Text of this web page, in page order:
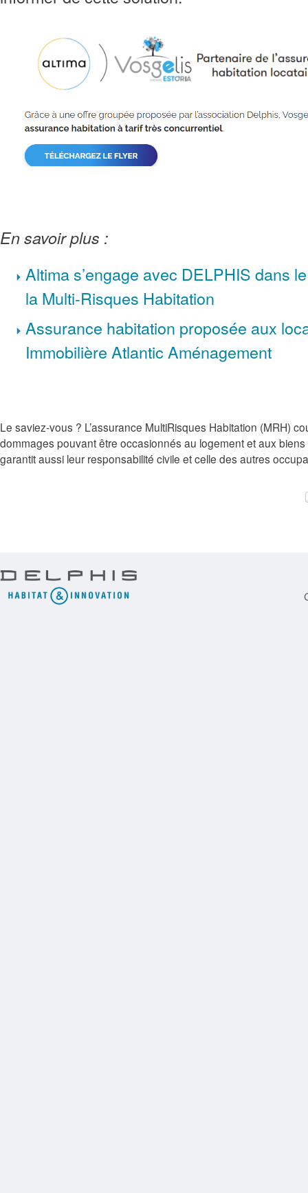
En savoir plus :
Altima s’engage avec DELPHIS dans
la Multi-Risques Habitation
Assurance habitation proposée aux
Immobilière Atlantic Aménagement
Le saviez-vous ? L’assurance MultiRisques Habitation (MRH)
dommages pouvant être occasionnés au logement et aux
garantit aussi leur responsabilité civile et celle des autres